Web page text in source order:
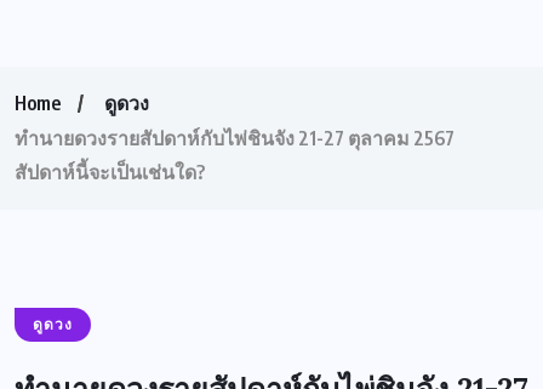
Home
ดูดวง
ทำนายดวงรายสัปดาห์กับไพ่ชินจัง 21-27 ตุลาคม 2567
สัปดาห์นี้จะเป็นเช่นใด?
ดูดวง